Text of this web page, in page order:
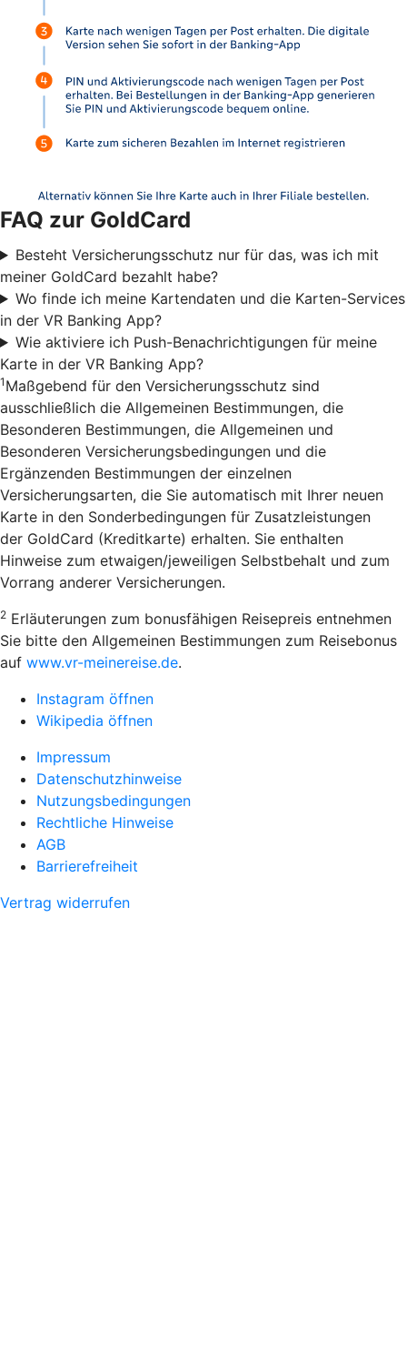
FAQ zur GoldCard
Besteht Versicherungsschutz nur für das, was ich mit
meiner GoldCard bezahlt habe?
Wo finde ich meine Kartendaten und die Karten-Services
in der VR Banking App?
Wie aktiviere ich Push-Benachrichtigungen für meine
Karte in der VR Banking App?
1 Maßgebend für den Versicherungsschutz sind
ausschließlich die Allgemeinen Bestimmungen, die
Besonderen Bestimmungen, die Allgemeinen und
Besonderen Versicherungsbedingungen und die
Ergänzenden Bestimmungen der einzelnen
Versicherungsarten, die Sie automatisch mit Ihrer neuen
Karte in den Sonderbedingungen für Zusatzleistungen
der GoldCard (Kreditkarte) erhalten. Sie enthalten
Hinweise zum etwaigen/jeweiligen Selbstbehalt und zum
Vorrang anderer Versicherungen.
2 Erläuterungen zum bonusfähigen Reisepreis entnehmen
Sie bitte den Allgemeinen Bestimmungen zum Reisebonus
auf www.vr-meinereise.de.
Instagram öffnen
Wikipedia öffnen
Impressum
Datenschutzhinweise
Nutzungsbedingungen
Rechtliche Hinweise
AGB
Barrierefreiheit
Vertrag widerrufen